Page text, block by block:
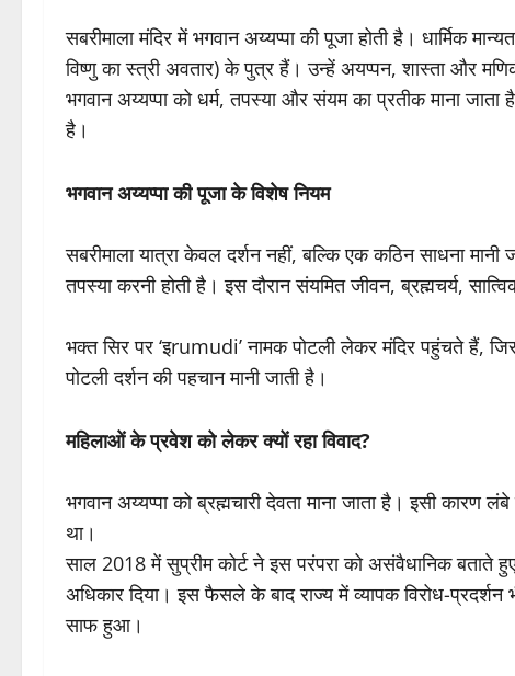
सबरीमाला मंदिर में भगवान अय्यप्पा की पूजा होती है। धार्मिक
विष्णु का स्त्री अवतार) के पुत्र हैं। उन्हें अयप्पन, शास्ता और
भगवान अय्यप्पा को धर्म, तपस्या और संयम का प्रतीक माना
है।
भगवान अय्यप्पा की पूजा के विशेष नियम
सबरीमाला यात्रा केवल दर्शन नहीं, बल्कि एक कठिन साधना
तपस्या करनी होती है। इस दौरान संयमित जीवन, ब्रह्मचर्य,
भक्त सिर पर ‘इrumudi’ नामक पोटली लेकर मंदिर पहुंचते हैं,
पोटली दर्शन की पहचान मानी जाती है।
महिलाओं के प्रवेश को लेकर क्यों रहा विवाद?
भगवान अय्यप्पा को ब्रह्मचारी देवता माना जाता है। इसी
था।
साल 2018 में सुप्रीम कोर्ट ने इस परंपरा को असंवैधानिक बताते
अधिकार दिया। इस फैसले के बाद राज्य में व्यापक विरोध-
साफ हुआ।